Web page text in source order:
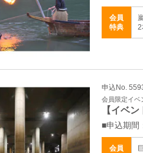
会員
特典
2
申込No.
会員限定イベ
【イベ
■申込期間
会員